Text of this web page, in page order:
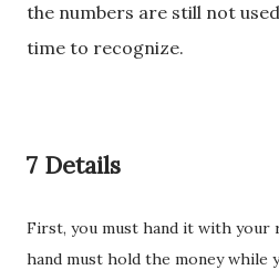
the numbers are still not
time to recognize.
7 Details
First, you must hand it with
hand must hold the money while